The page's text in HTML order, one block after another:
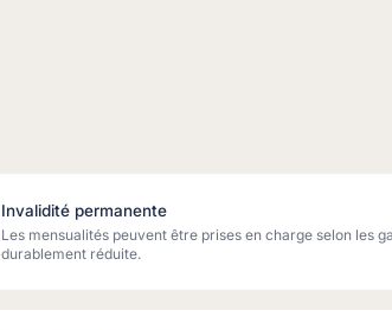
Invalidité permanente
Les mensualités peuvent être prises en charge selon les
durablement réduite.